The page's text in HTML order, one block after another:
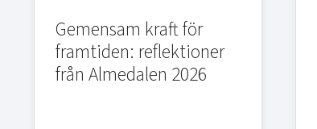
Gemensam kraft för
framtiden: reflektioner
från Almedalen 2026